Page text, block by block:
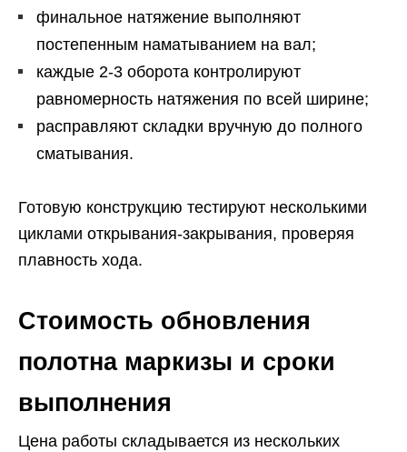
финальное натяжение выполняют
постепенным наматыванием на вал;
каждые 2-3 оборота контролируют
равномерность натяжения по всей ширине;
расправляют складки вручную до полного
сматывания.
Готовую конструкцию тестируют несколькими
циклами открывания-закрывания, проверяя
плавность хода.
Стоимость обновления
полотна маркизы и сроки
выполнения
Цена работы складывается из нескольких